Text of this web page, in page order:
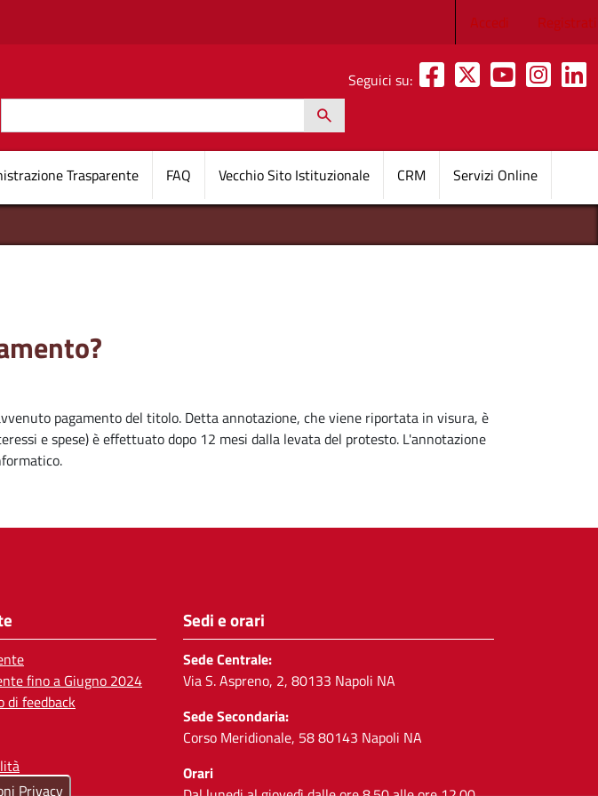
Menu
Accedi Registrati
Seguici su:
h
Navigazione principale
Trasparente FAQ Vecchio Sito Istituzionale CRM Servizi Online
pagamento del titolo. Detta annotazione, che viene riportata in visura, è
e spese) è effettuato dopo 12 mesi dalla levata del protesto. L'annotazione
fino a Giugno 2024
di feedback
Sedi e orari
Sede Centrale:
Via S. Aspreno, 2, 80133 Napoli NA
Sede Secondaria:
Corso Meridionale, 58 80143 Napoli NA
Orari
Privacy